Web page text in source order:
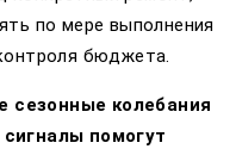
по мере выполнения
бюджета.
сезонные колебания
помогут